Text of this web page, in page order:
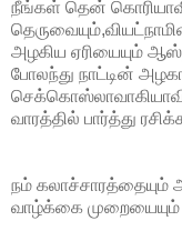
நீங்கள் தென்
அழகிய ஏரியையும்
போலந்து நாட்டின்
வாரத்தில் பார்த்து
நம் கலாச்சாரத்தையும்
வாழ்க்கை முறையையும்